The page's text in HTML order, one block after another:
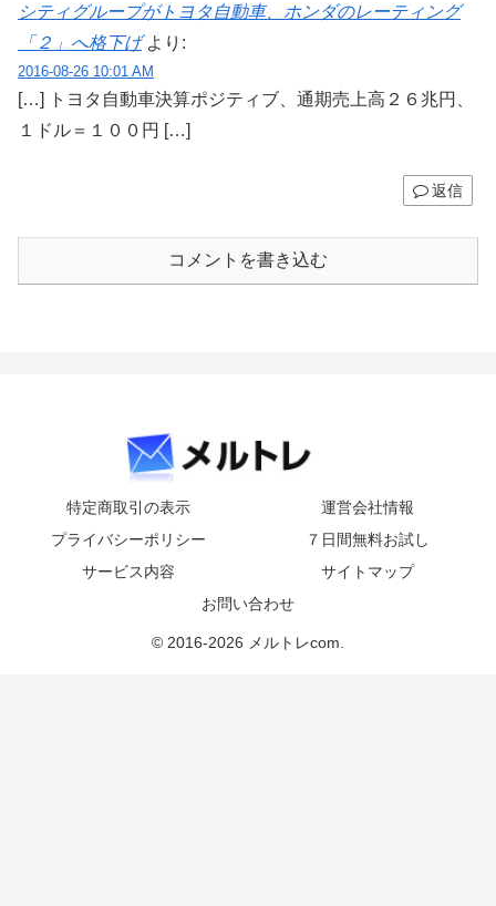
シティグループがトヨタ自動車、ホンダのレーティング
「２」へ格下げ より:
2016-08-26 10:01 AM
[…] トヨタ自動車決算ポジティブ、通期売上高２６兆円、
１ドル＝１００円 […]
返信
コメントを書き込む
特定商取引の表示
運営会社情報
プライバシーポリシー
７日間無料お試し
サービス内容
サイトマップ
お問い合わせ
© 2016-2026 メルトレcom.